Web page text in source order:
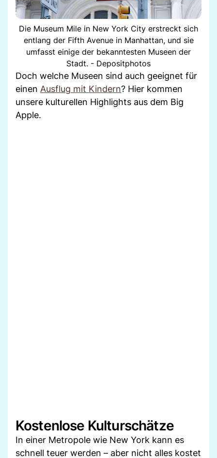
Die Museum Mile in New York City erstreckt sich
entlang der Fifth Avenue in Manhattan, und sie
umfasst einige der bekanntesten Museen der
Stadt. - Depositphotos
Doch welche Museen sind auch geeignet für
einen Ausflug mit Kindern? Hier kommen
unsere kulturellen Highlights aus dem Big
Apple.
Kostenlose Kulturschätze
In einer Metropole wie New York kann es
schnell teuer werden – aber nicht alles kostet